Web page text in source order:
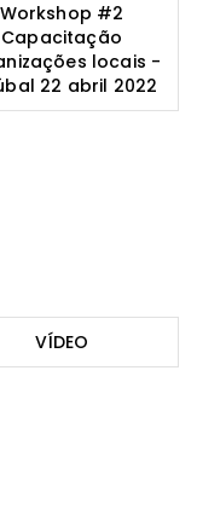
Workshop #2
Capacitação
locais -
22 abril 2022
VÍDEO